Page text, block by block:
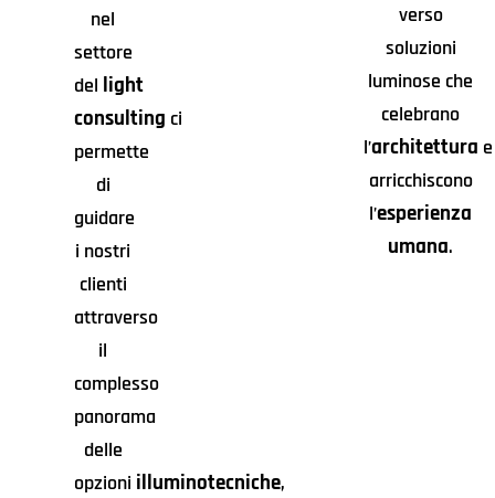
nel
settore
del light
consulting ci
permette
di
guidare
i nostri
clienti
attraverso
il
complesso
panorama
delle
opzioni illuminotecniche,
verso
soluzioni
luminose che
celebrano
l’architettura e
arricchiscono
l’esperienza
umana.